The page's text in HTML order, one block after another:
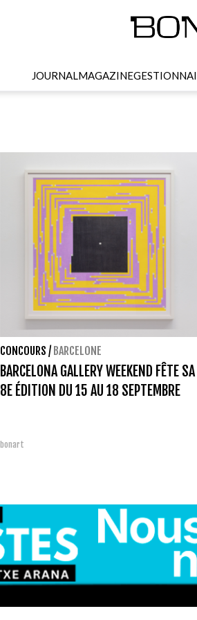
JOURNALMAGAZINE
CONCOURS / BARCELONE
BARCELONA GALLERY WEEKEND FÊTE SA
8E ÉDITION DU 15 AU 18 SEPTEMBRE
bonart